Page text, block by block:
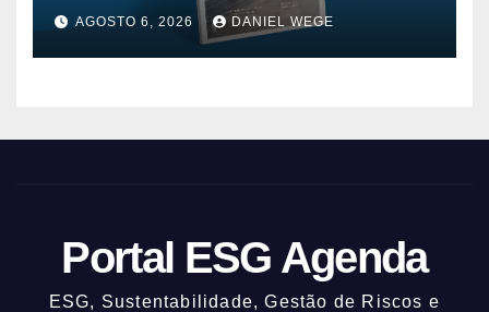
AGOSTO 6, 2026 DANIEL WEGE
Portal ESG Agenda
ESG, Sustentabilidade, Gestão de Riscos e